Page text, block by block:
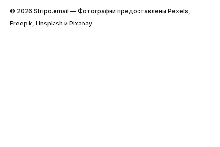
© 2026 Stripо.email — Фотографии предоставлены Pexels,
Freepik, Unsplash и Pixabay.